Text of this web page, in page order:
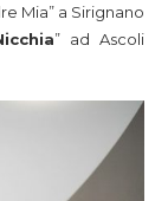
Mia” a Sirignano
” ad Ascoli